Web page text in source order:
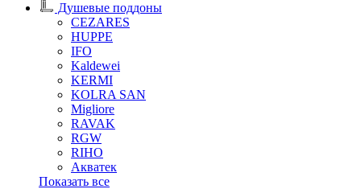
Душевые поддоны
CEZARES
HUPPE
IFO
Kaldewei
KERMI
KOLRA SAN
Migliore
RAVAK
RGW
RIHO
Акватек
Показать все